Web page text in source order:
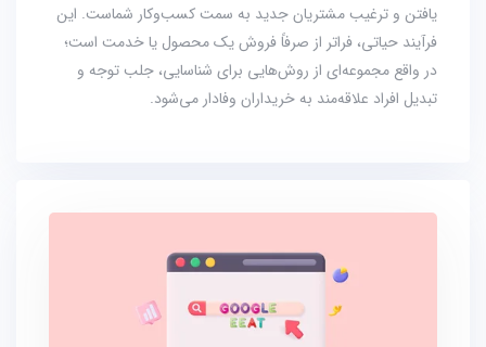
یافتن و ترغیب مشتریان جدید به سمت کسب‌وکار شماست. این
فرآیند حیاتی، فراتر از صرفاً فروش یک محصول یا خدمت است؛
در واقع مجموعه‌ای از روش‌هایی برای شناسایی، جلب توجه و
تبدیل افراد علاقه‌مند به خریداران وفادار می‌شود.